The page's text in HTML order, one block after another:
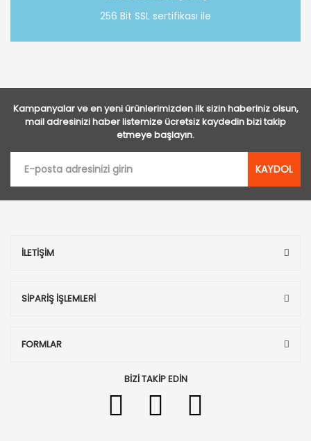
256 Bit SSL sertifikası ile
Kampanyalar ve en yeni ürünlerimizden ilk sizin haberiniz olsun,
mail adresinizi haber listemize ücretsiz kaydedin bizi takip
etmeye başlayın.
KAYDOL
İLETİŞİM
SİPARİŞ İŞLEMLERİ
FORMLAR
BİZİ TAKİP EDİN